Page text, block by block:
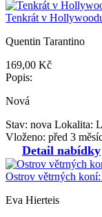
Tenkrát v
Quentin Tarantino
169,00 Kč
Popis:
Nová
Stav: nova Lokalita:
Vloženo: před 3
Detail nabídky
Ostrov větrných
Eva Hierteis